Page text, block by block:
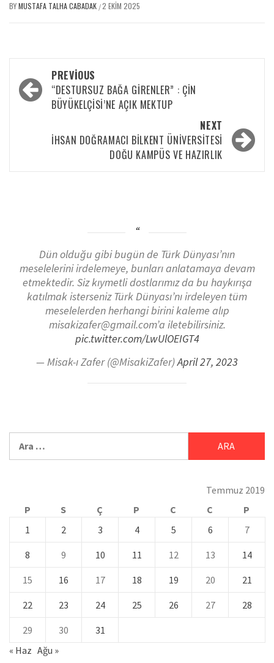
BYMUSTAFA TALHA CABADAK /2 EKIM 2025
PREVIOUS
“DESTURSUZ BAĞA GIRENLER” : ÇIN
BÜYÜKELÇISI’NE AÇIK MEKTUP
NEXT
İHSAN DOĞRAMACI BILKENT ÜNIVERSITESI
DOĞU KAMPÜS VE HAZIRLIK
Dün olduğu gibi bugün de Türk Dünyası’nın
meselelerini irdelemeye, bunları anlatamaya devam
etmektedir. Siz kıymetli dostlarımız da bu haykırışa
katılmak isterseniz Türk Dünyası’nı irdeleyen tüm
meselelerden herhangi birini kaleme alıp
misakizafer@gmail.com’a iletebilirsiniz.
pic.twitter.com/LwUlOEIGT4
— Misak-ı Zafer (@MisakiZafer)April 27, 2023
Temmuz 2019
P
S Ç P C C
P
1
2 3 4 5 6 7
8 9 10 11 12 13 14
15 16 17 18 19 20 21
22 23 24 25 26 27 28
29 30
31
« Haz Ağu »